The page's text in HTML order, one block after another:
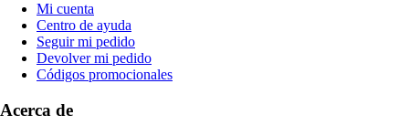
Mi cuenta
Centro de ayuda
Seguir mi pedido
Devolver mi pedido
Códigos promocionales
Acerca de